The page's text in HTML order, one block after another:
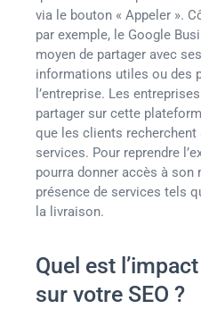
via le bouton « Appeler ».
par exemple, le Google
moyen de partager avec
informations utiles ou des
l’entreprise. Les
partager sur cette
que les clients
services. Pour reprendre
pourra donner accès à son
présence de services tels
la livraison.
Quel est
sur votre SEO ?